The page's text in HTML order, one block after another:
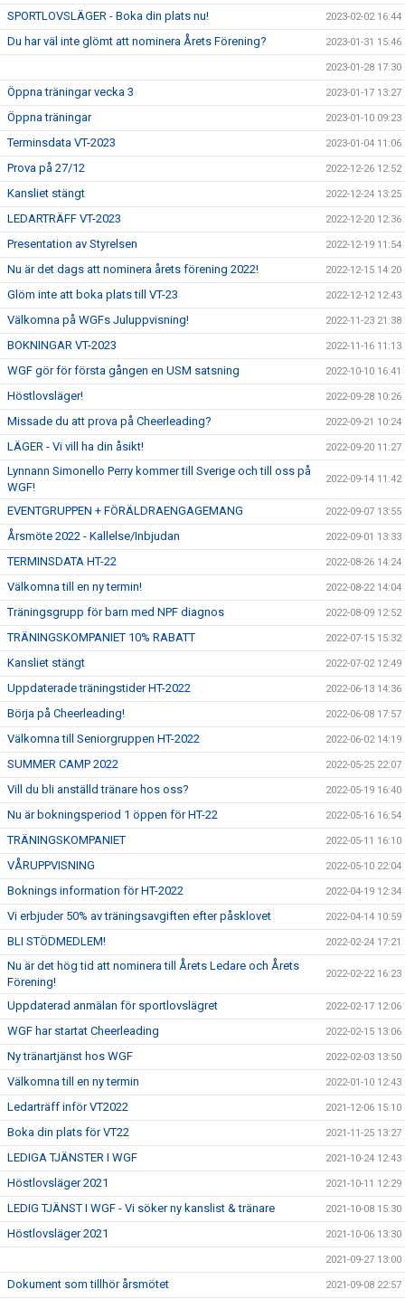
SPORTLOVSLÄGER - Boka din plats nu! 2023-02-02 16:44
Du har väl inte glömt att nominera Årets Förening? 2023-01-31 15:46
2023-01-28 17:30
Öppna träningar vecka 3 2023-01-17 13:27
Öppna träningar 2023-01-10 09:23
Terminsdata VT-2023 2023-01-04 11:06
Prova på 27/12 2022-12-26 12:52
Kansliet stängt 2022-12-24 13:25
LEDARTRÄFF VT-2023 2022-12-20 12:36
Presentation av Styrelsen 2022-12-19 11:54
Nu är det dags att nominera årets förening 2022! 2022-12-15 14:20
Glöm inte att boka plats till VT-23 2022-12-12 12:43
Välkomna på WGFs Juluppvisning! 2022-11-23 21:38
BOKNINGAR VT-2023 2022-11-16 11:13
WGF gör för första gången en USM satsning 2022-10-10 16:41
Höstlovsläger! 2022-09-28 10:26
Missade du att prova på Cheerleading? 2022-09-21 10:24
LÄGER - Vi vill ha din åsikt! 2022-09-20 11:27
Lynnann Simonello Perry kommer till Sverige och till oss på
WGF!
2022-09-14 11:42
EVENTGRUPPEN + FÖRÄLDRAENGAGEMANG 2022-09-07 13:55
Årsmöte 2022 - Kallelse/Inbjudan 2022-09-01 13:33
TERMINSDATA HT-22 2022-08-26 14:24
Välkomna till en ny termin! 2022-08-22 14:04
Träningsgrupp för barn med NPF diagnos 2022-08-09 12:52
TRÄNINGSKOMPANIET 10% RABATT 2022-07-15 15:32
Kansliet stängt 2022-07-02 12:49
Uppdaterade träningstider HT-2022 2022-06-13 14:36
Börja på Cheerleading! 2022-06-08 17:57
Välkomna till Seniorgruppen HT-2022 2022-06-02 14:19
SUMMER CAMP 2022 2022-05-25 22:07
Vill du bli anställd tränare hos oss? 2022-05-19 16:40
Nu är bokningsperiod 1 öppen för HT-22 2022-05-16 16:54
TRÄNINGSKOMPANIET 2022-05-11 16:10
VÅRUPPVISNING 2022-05-10 22:04
Boknings information för HT-2022 2022-04-19 12:34
Vi erbjuder 50% av träningsavgiften efter påsklovet 2022-04-14 10:59
BLI STÖDMEDLEM! 2022-02-24 17:21
Nu är det hög tid att nominera till Årets Ledare och Årets
Förening!
2022-02-22 16:23
Uppdaterad anmälan för sportlovslägret 2022-02-17 12:06
WGF har startat Cheerleading 2022-02-15 13:06
Ny tränartjänst hos WGF 2022-02-03 13:50
Välkomna till en ny termin 2022-01-10 12:43
Ledarträff inför VT2022 2021-12-06 15:10
Boka din plats för VT22 2021-11-25 13:27
LEDIGA TJÄNSTER I WGF 2021-10-24 12:43
Höstlovsläger 2021 2021-10-11 12:29
LEDIG TJÄNST I WGF - Vi söker ny kanslist & tränare 2021-10-08 15:30
Höstlovsläger 2021 2021-10-06 13:30
2021-09-27 13:00
Dokument som tillhör årsmötet 2021-09-08 22:57